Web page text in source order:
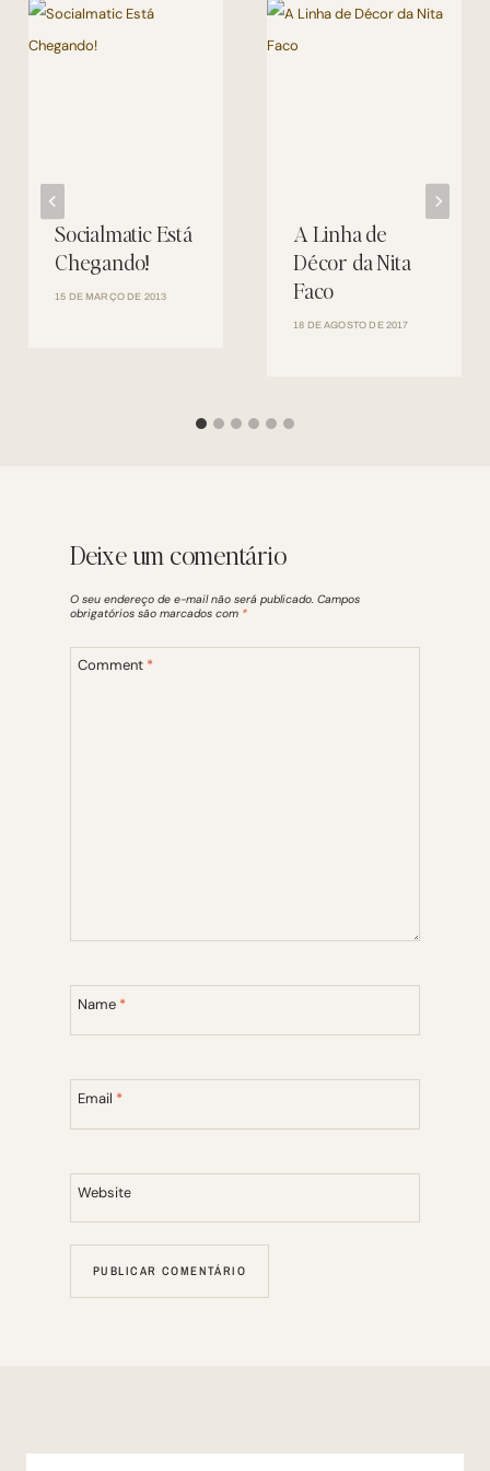
Socialmatic Está
Chegando!
15 DE MARÇO DE 2013
A Linha de
Décor da Nita
Faco
18 DE AGOSTO DE 2017
Deixe um comentário
O seu endereço de e-mail não será publicado. Campos
obrigatórios são marcados com *
Comment *
Name *
Email *
Website